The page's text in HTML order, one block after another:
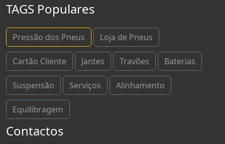
TAGS Populares
Pressão dos Pneus Loja de Pneus
Cartão Cliente Jantes Travões Baterias
Suspensão Serviços Alinhamento
Equilibragem
Contactos